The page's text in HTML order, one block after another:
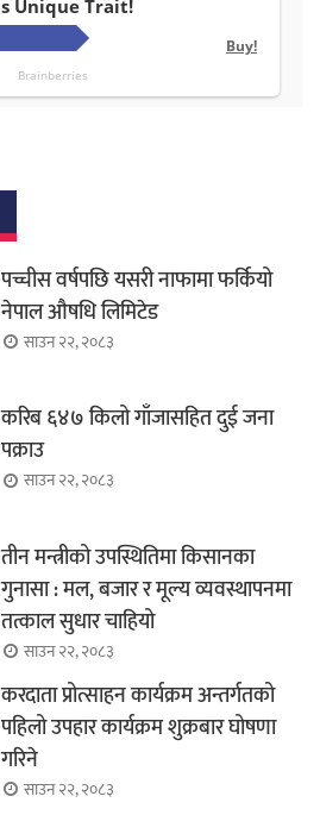
पच्चीस वर्षपछि यसरी नाफामा फर्कियो
नेपाल औषधि लिमिटेड
साउन २२, २०८३
करिब ६४७ किलो गाँजासहित दुई जना
पक्राउ
साउन २२, २०८३
तीन मन्त्रीको उपस्थितिमा किसानका
गुनासा : मल, बजार र मूल्य व्यवस्थापनमा
तत्काल सुधार चाहियो
साउन २२, २०८३
करदाता प्रोत्साहन कार्यक्रम अन्तर्गतको
पहिलो उपहार कार्यक्रम शुक्रबार घोषणा
गरिने
साउन २२, २०८३